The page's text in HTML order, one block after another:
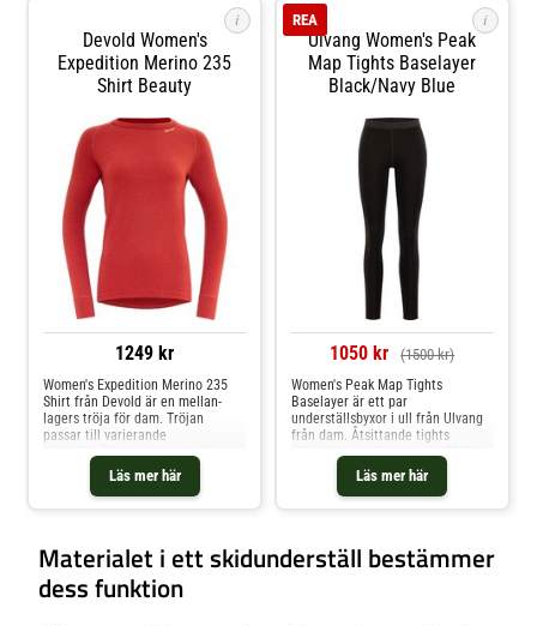
fastsydd tygetikett. Detta för att
förhindra skav när du rör dig.
Material: 100 % ull
i
Devold Women's
Expedition Merino 235
Shirt Beauty
1249 kr
Läs mer här
Women's Expedition Merino 235
Shirt från Devold är en mellan-
lagers tröja för dam. Tröjan
passar till varierande
gjord av merinoull, medan utsidan
består av akvaduktbehandlad
merinoull, samt polymid för att
fukttransporterande egenskaper.
Aquaductbehandlingen i det
yttersta lagret ger ökad
upptagning av fukt från kroppen
i
Ulvang Women's Peak
Map Tights Baselayer
Black/Navy Blue
REA
1050 kr (1500 kr)
Läs mer här
Women's Peak Map Tights
Baselayer är ett par
underställsbyxor i ull från Ulvang
från dam. Åtsittande tights
merinoull i två tygstycken.
Plagget använder
värmekartläggning med mesh för
funktionalitet för dina
utomhusäventyr. Flatlocksömmar
Materialet i ett skidunderställ bestämmer
dess funktion